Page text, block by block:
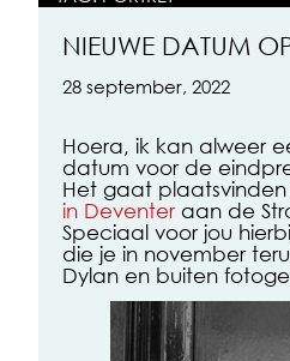
NIEUWE DATUM
28 september, 2022
Hoera, ik kan alweer
datum voor de
Het gaat
in Deventeraan de
Speciaal voor jou
die je in november
Dylan en buiten